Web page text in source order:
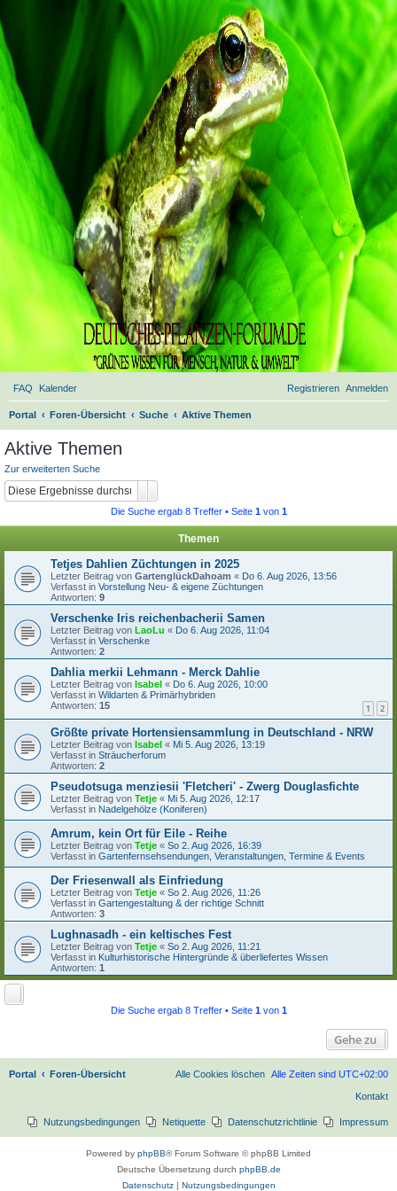
FAQ Kalender Anmelden
Registrieren
Portal Foren-Übersicht Suche Aktive Themen
Aktive Themen
Zur erweiterten Suche
Die Suche ergab 8 Treffer • Seite 1von 1
Themen
Tetjes Dahlien Züchtungen in 2025
Letzter Beitrag von GartenglückDahoam « Do 6. Aug 2026, 13:56
Verfasst in Vorstellung Neu- & eigene Züchtungen
Antworten: 9
Verschenke Iris reichenbacherii Samen
Letzter Beitrag von LaoLu « Do 6. Aug 2026, 11:04
Verfasst in Verschenke
Antworten: 2
Dahlia merkii Lehmann - Merck Dahlie
Letzter Beitrag von Isabel « Do 6. Aug 2026, 10:00
Verfasst in Wildarten & Primärhybriden
Antworten: 15 1 2
Größte private Hortensiensammlung in Deutschland - NRW
Letzter Beitrag von Isabel « Mi 5. Aug 2026, 13:19
Verfasst in Sträucherforum
Antworten: 2
Pseudotsuga menziesii 'Fletcheri' - Zwerg Douglasfichte
Letzter Beitrag von Tetje « Mi 5. Aug 2026, 12:17
Verfasst in Nadelgehölze (Koniferen)
Amrum, kein Ort für Eile - Reihe
Letzter Beitrag von Tetje « So 2. Aug 2026, 16:39
Verfasst in Gartenfernsehsendungen, Veranstaltungen, Termine & Events
Der Friesenwall als Einfriedung
Letzter Beitrag von Tetje « So 2. Aug 2026, 11:26
Verfasst in Gartengestaltung & der richtige Schnitt
Antworten: 3
Lughnasadh - ein keltisches Fest
Letzter Beitrag von Tetje « So 2. Aug 2026, 11:21
Verfasst in Kulturhistorische Hintergründe & überliefertes Wissen
Antworten: 1
Die Suche ergab 8 Treffer • Seite 1von 1
Gehe zu
Portal Foren-Übersicht Alle Zeiten sind UTC+02:00
Alle Cookies löschen
Kontakt
Impressum
Datenschutzrichtlinie
Netiquette
Nutzungsbedingungen
Powered by phpBB® Forum Software © phpBB Limited
Deutsche Übersetzung durch phpBB.de
Datenschutz| Nutzungsbedingungen